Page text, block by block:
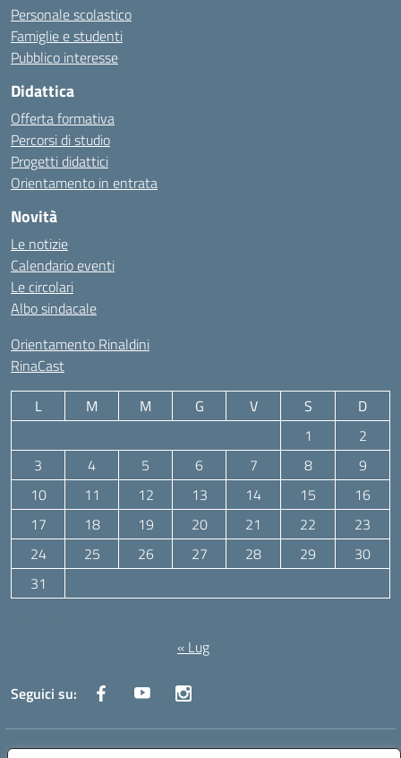
Personale scolastico
Famiglie e studenti
Pubblico interesse
Didattica
Offerta formativa
Percorsi di studio
Progetti didattici
Orientamento in entrata
Novità
Le notizie
Calendario eventi
Le circolari
Albo sindacale
Orientamento Rinaldini
RinaCast
L M M G V S
D
1
2
3
4 5 6 7 8
9
10
11 12 13 14 15
16
17
18 19 20 21 22
23
24
25 26 27 28 29
30
31
« Lug
Seguici su: